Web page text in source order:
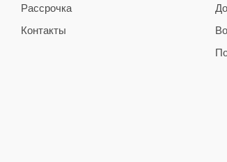
Рассрочка
Контакты